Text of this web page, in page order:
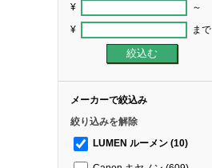
¥ ～
¥ まで
メーカーで絞込み
絞り込みを解除
LUMEN ルーメン (10)